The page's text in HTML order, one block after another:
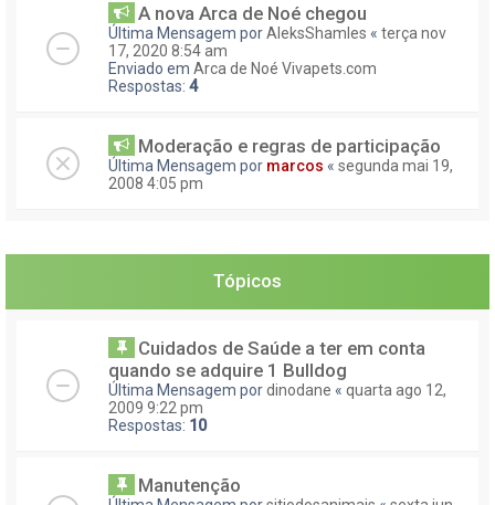
A nova Arca de Noé chegou
Última Mensagem porAleksShamles « terça nov
17, 2020 8:54 am
Enviado em Arca de Noé Vivapets.com
Respostas: 4
Moderação e regras de participação
Última Mensagem por marcos « segunda mai 19,
2008 4:05 pm
Tópicos
Cuidados de Saúde a ter em conta
quando se adquire 1 Bulldog
Última Mensagem pordinodane « quarta ago 12,
2009 9:22 pm
Respostas: 10
Manutenção